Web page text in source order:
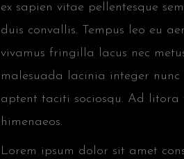
ex sapien vitae pellentesque
duis convallis. Tempus leo eu
vivamus fringilla lacus nec
malesuada lacinia integer nunc
aptent taciti sociosqu. Ad
himenaeos.
Lorem ipsum dolor sit amet